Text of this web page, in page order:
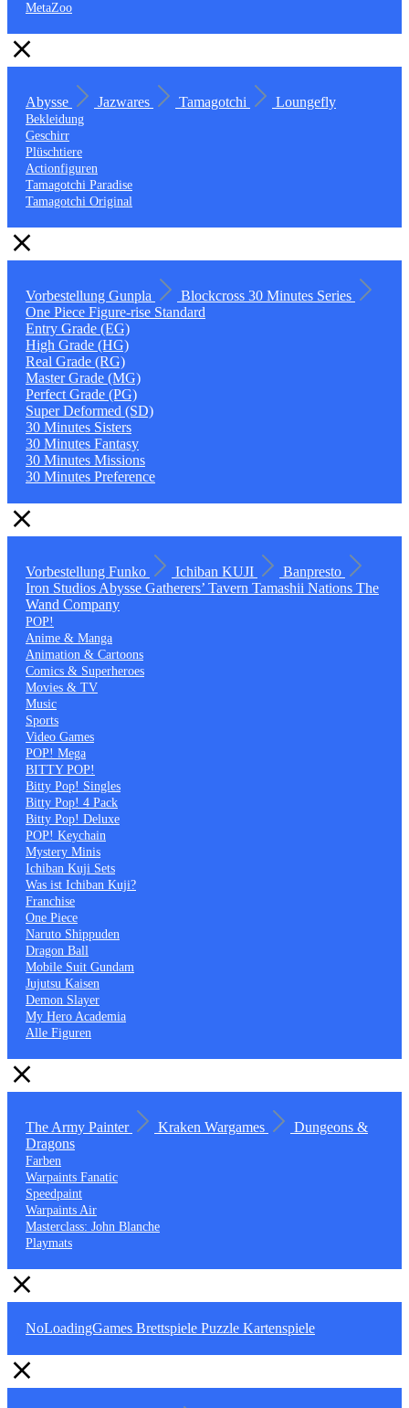
MetaZoo
Abysse Jazwares Tamagotchi Loungefly
Bekleidung
Geschirr
Plüschtiere
Actionfiguren
Tamagotchi Paradise
Tamagotchi Original
Vorbestellung Gunpla Blockcross 30 Minutes Series
One Piece Figure-rise Standard
Entry Grade (EG)
High Grade (HG)
Real Grade (RG)
Master Grade (MG)
Perfect Grade (PG)
Super Deformed (SD)
30 Minutes Sisters
30 Minutes Fantasy
30 Minutes Missions
30 Minutes Preference
Vorbestellung Funko Ichiban KUJI
Banpresto
Iron Studios Abysse Gatherers’ Tavern Tamashii Nations The
Wand Company
POP!
Anime & Manga
Animation & Cartoons
Comics & Superheroes
Movies & TV
Music
Sports
Video Games
POP! Mega
BITTY POP!
Bitty Pop! Singles
Bitty Pop! 4 Pack
Bitty Pop! Deluxe
POP! Keychain
Mystery Minis
Ichiban Kuji Sets
Was ist Ichiban Kuji?
Franchise
One Piece
Naruto Shippuden
Dragon Ball
Mobile Suit Gundam
Jujutsu Kaisen
Demon Slayer
My Hero Academia
Alle Figuren
The Army Painter Kraken Wargames
Dungeons &
Dragons
Farben
Warpaints Fanatic
Speedpaint
Warpaints Air
Masterclass: John Blanche
Playmats
NoLoadingGames Brettspiele Puzzle Kartenspiele